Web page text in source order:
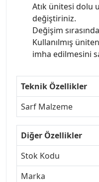
Atık ünitesi dolu
değiştiriniz.
Değişim
Kullanılmış
imha edilmesini
Teknik Özellikler
Sarf Malzeme
Diğer Özellikler
Stok Kodu
Marka